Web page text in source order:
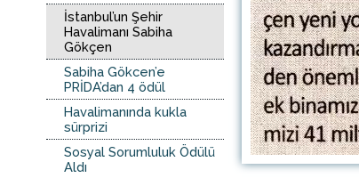
İstanbul’un Şehir
Havalimanı Sabiha
Gökçen
Sabiha Gökcen’e
PRİDA’dan 4 ödül
Havalimanında kukla
sürprizi
Sosyal Sorumluluk Ödülü
Aldı